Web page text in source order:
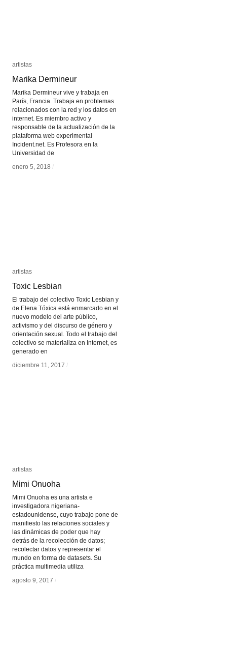
artistas
Marika Dermineur
Marika Dermineur vive y trabaja en
París, Francia. Trabaja en problemas
relacionados con la red y los datos en
internet. Es miembro activo y
responsable de la actualización de la
plataforma web experimental
Incident.net. Es Profesora en la
Universidad de
enero 5, 2018 /
artistas
Marika Dermineur
enero 5, 2018 /
artistas
Toxic Lesbian
El trabajo del colectivo Toxic Lesbian y
de Elena Tóxica está enmarcado en el
nuevo modelo del arte público,
activismo y del discurso de género y
orientación sexual. Todo el trabajo del
colectivo se materializa en Internet, es
generado en
diciembre 11, 2017 /
artistas
Toxic Lesbian
diciembre 11, 2017 /
artistas
Mimi Onuoha
Mimi Onuoha es una artista e
investigadora nigeriana-
estadounidense, cuyo trabajo pone de
manifiesto las relaciones sociales y
las dinámicas de poder que hay
detrás de la recolección de datos;
recolectar datos y representar el
mundo en forma de datasets. Su
práctica multimedia utiliza
agosto 9, 2017 /
artistas
Mimi Onuoha
agosto 9, 2017 /